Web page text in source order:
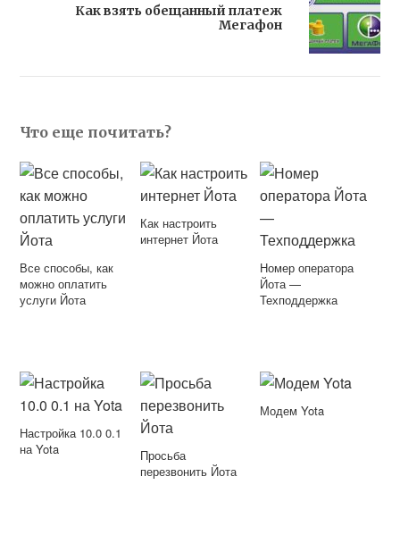
Как взять обещанный платеж
Мегафон
Что еще почитать?
Все способы, как
можно оплатить
услуги Йота
Как настроить
интернет Йота
Номер оператора
Йота —
Техподдержка
Настройка 10.0 0.1
на Yota
Просьба
перезвонить Йота
Модем Yota